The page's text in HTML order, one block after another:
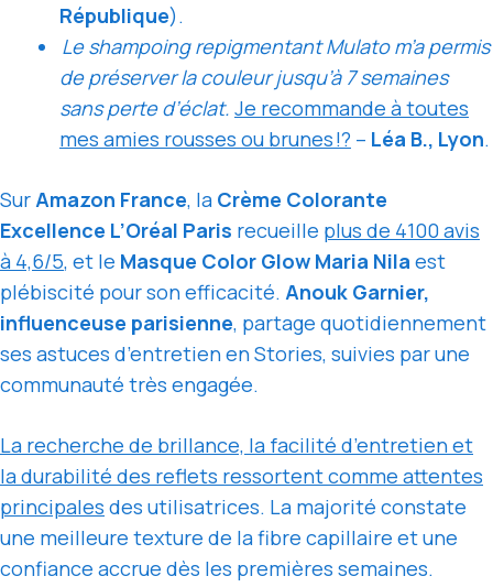
République).
Le shampoing repigmentant Mulato m’a permis
de préserver la couleur jusqu’à 7 semaines
sans perte d’éclat. Je recommande à toutes
mes amies rousses ou brunes !? – Léa B., Lyon.
SurAmazon France, la Crème Colorante
Excellence L’Oréal Paris recueille plus de 4100 avis
à 4,6/5, et le Masque Color Glow Maria Nila est
plébiscité pour son efficacité. Anouk Garnier,
influenceuse parisienne, partage quotidiennement
ses astuces d’entretien en Stories, suivies par une
communauté très engagée.
La recherche de brillance, la facilité d’entretien et
la durabilité des reflets ressortent comme attentes
principales des utilisatrices. La majorité constate
une meilleure texture de la fibre capillaire et une
confiance accrue dès les premières semaines.